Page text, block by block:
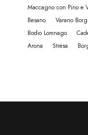
Maccagno con Pino e
Besano
Varano
Bodio Lomnago
Arona
Stresa